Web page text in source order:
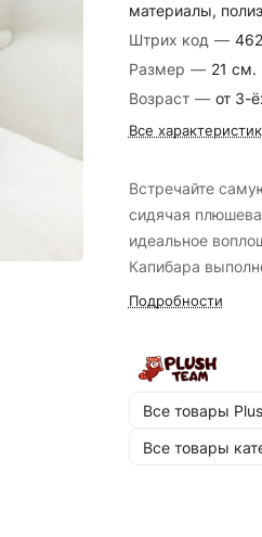
материалы,
Штрих код —
Размер — 21 см.
Возраст — от 3-
Все
Встречайте
сидячая
идеальное
Капибара
приятных на
образ еще
прекрасно
кровати, принося
Подробности
Все товары
Все товары